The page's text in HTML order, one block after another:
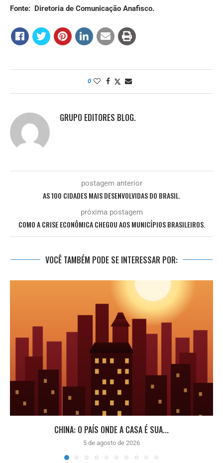
Fonte: Diretoria de Comunicação Anafisco.
0
GRUPO EDITORES BLOG.
postagem anterior
AS 100 CIDADES MAIS DESENVOLVIDAS DO BRASIL.
próxima postagem
COMO A CRISE ECONÔMICA CHEGOU AOS MUNICÍPIOS BRASILEIROS.
VOCÊ TAMBÉM PODE SE INTERESSAR POR:
CHINA: O PAÍS ONDE A CASA É SUA...
5 de agosto de 2026